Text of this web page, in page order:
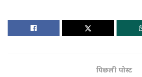
पिछली पोस्ट